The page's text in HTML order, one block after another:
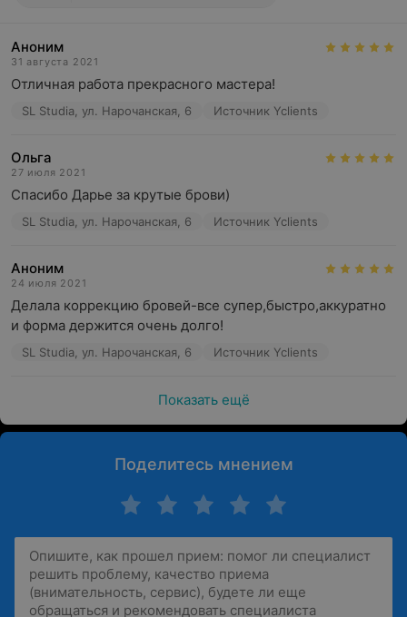
Аноним
31 августа 2021
Отличная работа прекрасного мастера!
SL Studia, ул. Нарочанская, 6 Источник Yclients
Ольга
27 июля 2021
Спасибо Дарье за крутые брови)
SL Studia, ул. Нарочанская, 6 Источник Yclients
Аноним
24 июля 2021
Делала коррекцию бровей-все супер,быстро,аккуратно
и форма держится очень долго!
SL Studia, ул. Нарочанская, 6 Источник Yclients
Показать ещё
Поделитесь мнением